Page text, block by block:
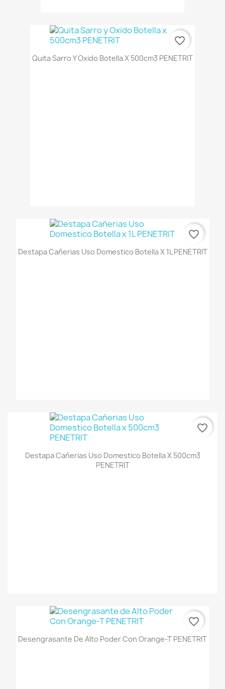
Quita Sarro Y Oxido Botella X 500cm3 PENETRIT
favorite_border
Destapa Cañerias Uso Domestico Botella X 1L PENETRIT
favorite_border
Destapa Cañerias Uso Domestico Botella X 500cm3
PENETRIT
favorite_border
Desengrasante De Alto Poder Con Orange-T PENETRIT
favorite_border